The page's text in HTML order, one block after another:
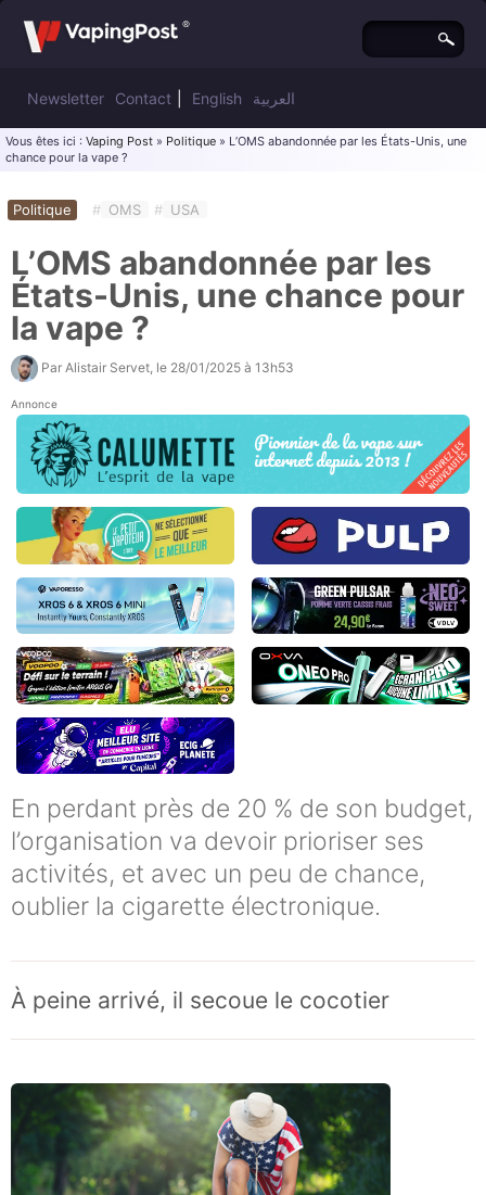
Newsletter Contact English العربية
Vous êtes ici : Vaping Post » Politique » L’OMS abandonnée par les États-Unis, une
chance pour la vape ?
Politique # OMS # USA
L’OMS abandonnée par les
États-Unis, une chance pour
la vape ?
Par Alistair Servet , le 28/01/2025 à 13h53
Annonce
En perdant près de 20 % de son budget,
l’organisation va devoir prioriser ses
activités, et avec un peu de chance,
oublier la cigarette électronique.
À peine arrivé, il secoue le cocotier